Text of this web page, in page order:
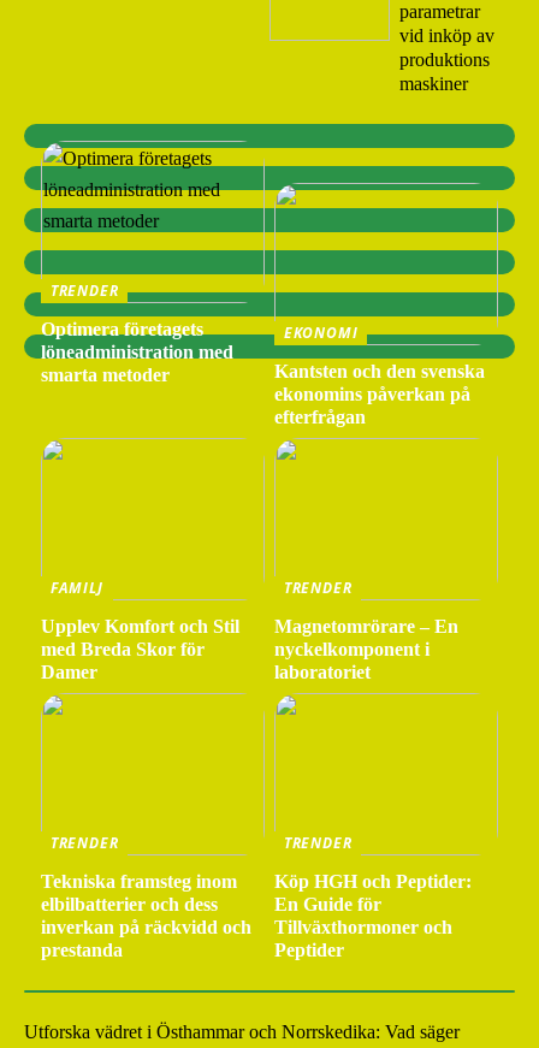
parametrar
vid inköp av
produktions
maskiner
TRENDER
Optimera företagets
löneadministration med
smarta metoder
EKONOMI
Kantsten och den svenska
ekonomins påverkan på
efterfrågan
FAMILJ
Upplev Komfort och Stil
med Breda Skor för
Damer
TRENDER
Magnetomrörare – En
nyckelkomponent i
laboratoriet
TRENDER
Tekniska framsteg inom
elbilbatterier och dess
inverkan på räckvidd och
prestanda
TRENDER
Köp HGH och Peptider:
En Guide för
Tillväxthormoner och
Peptider
Utforska vädret i Östhammar och Norrskedika: Vad säger